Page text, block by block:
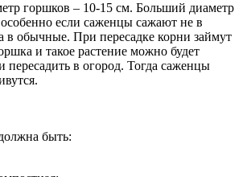
горшков – 10-15 см. Больший диаметр
если саженцы сажают не в
в обычные. При пересадке корни займут
и такое растение можно будет
пересадить в огород. Тогда саженцы
быть: